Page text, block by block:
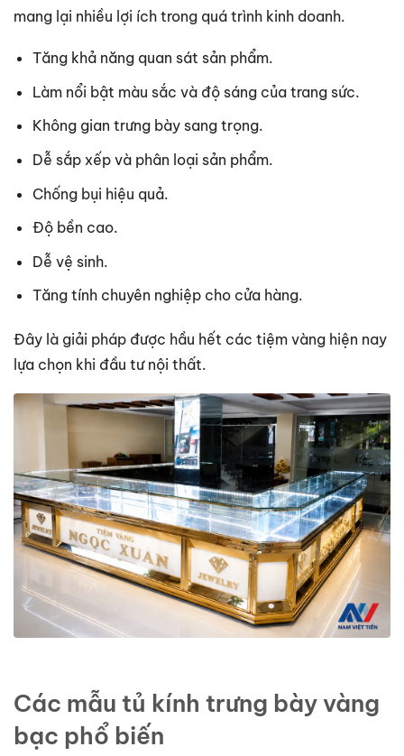
mang lại nhiều lợi ích trong quá trình kinh doanh.
Tăng khả năng quan sát sản phẩm.
Làm nổi bật màu sắc và độ sáng của trang sức.
Không gian trưng bày sang trọng.
Dễ sắp xếp và phân loại sản phẩm.
Chống bụi hiệu quả.
Độ bền cao.
Dễ vệ sinh.
Tăng tính chuyên nghiệp cho cửa hàng.
Đây là giải pháp được hầu hết các tiệm vàng hiện nay
lựa chọn khi đầu tư nội thất.
Các mẫu tủ kính trưng bày vàng
bạc phổ biến